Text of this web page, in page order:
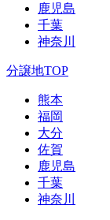
鹿児島
千葉
神奈川
分譲地TOP
熊本
福岡
大分
佐賀
鹿児島
千葉
神奈川